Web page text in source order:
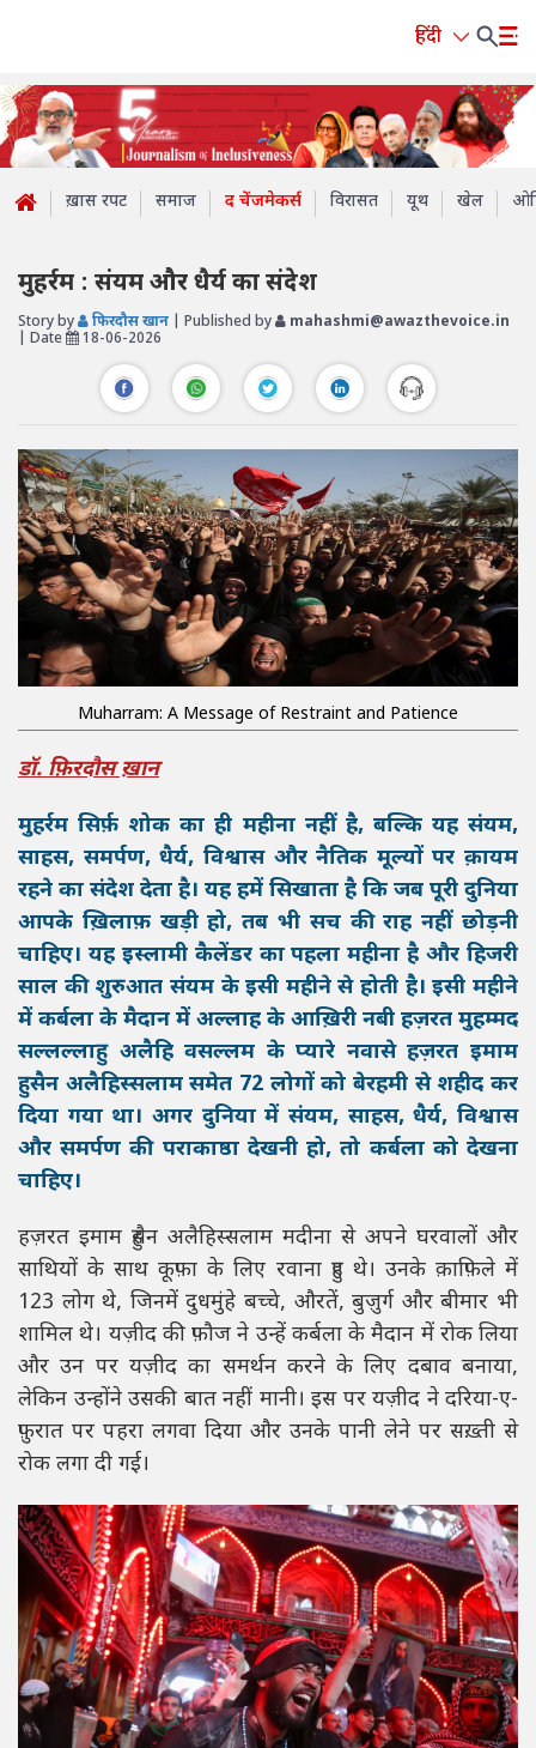
हिंदी
ख़ास रपट समाज द चेंजमेकर्स विरासत यूथ खेल
मुहर्रम : संयम और धैर्य का संदेश
Story by फिरदौस खान | Published by
mahashmi@awazthevoice.in
| Date
18-06-2026
Muharram: A Message of Restraint and Patience
डॉ. फ़िरदौस ख़ान
मुहर्रम सिर्फ़ शोक का ही महीना नहीं है, बल्कि यह संयम,
साहस, समर्पण, धैर्य, विश्वास और नैतिक मूल्यों पर क़ायम
रहने का संदेश देता है। यह हमें सिखाता है कि जब पूरी दुनिया
आपके ख़िलाफ़ खड़ी हो, तब भी सच की राह नहीं छोड़नी
चाहिए। यह इस्लामी कैलेंडर का पहला महीना है और हिजरी
साल की शुरुआत संयम के इसी महीने से होती है। इसी महीने
में कर्बला के मैदान में अल्लाह के आख़िरी नबी हज़रत मुहम्मद
सल्लल्लाहु अलैहि वसल्लम के प्यारे नवासे हज़रत इमाम
हुसैन अलैहिस्सलाम समेत 72 लोगों को बेरहमी से शहीद कर
दिया गया था। अगर दुनिया में संयम, साहस, धैर्य, विश्वास
और समर्पण की पराकाष्ठा देखनी हो, तो कर्बला को देखना
चाहिए।
हज़रत इमाम हुसैन अलैहिस्सलाम मदीना से अपने घरवालों और
साथियों के साथ कूफ़ा के लिए रवाना हुए थे। उनके क़ाफ़िले में
123 लोग थे, जिनमें दुधमुंहे बच्चे, औरतें, बुज़ुर्ग और बीमार भी
शामिल थे। यज़ीद की फ़ौज ने उन्हें कर्बला के मैदान में रोक लिया
और उन पर यज़ीद का समर्थन करने के लिए दबाव बनाया,
लेकिन उन्होंने उसकी बात नहीं मानी। इस पर यज़ीद ने दरिया-ए-
फ़ुरात पर पहरा लगवा दिया और उनके पानी लेने पर सख़्ती से
रोक लगा दी गई।